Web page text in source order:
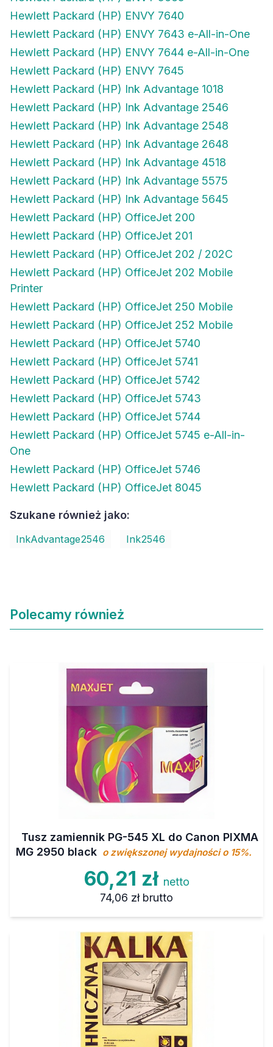
Hewlett Packard (HP) ENVY 7640
Hewlett Packard (HP) ENVY 7643 e-All-in-One
Hewlett Packard (HP) ENVY 7644 e-All-in-One
Hewlett Packard (HP) ENVY 7645
Hewlett Packard (HP) Ink Advantage 1018
Hewlett Packard (HP) Ink Advantage 2546
Hewlett Packard (HP) Ink Advantage 2548
Hewlett Packard (HP) Ink Advantage 2648
Hewlett Packard (HP) Ink Advantage 4518
Hewlett Packard (HP) Ink Advantage 5575
Hewlett Packard (HP) Ink Advantage 5645
Hewlett Packard (HP) OfficeJet 200
Hewlett Packard (HP) OfficeJet 201
Hewlett Packard (HP) OfficeJet 202 / 202C
Hewlett Packard (HP) OfficeJet 202 Mobile
Printer
Hewlett Packard (HP) OfficeJet 250 Mobile
Hewlett Packard (HP) OfficeJet 252 Mobile
Hewlett Packard (HP) OfficeJet 5740
Hewlett Packard (HP) OfficeJet 5741
Hewlett Packard (HP) OfficeJet 5742
Hewlett Packard (HP) OfficeJet 5743
Hewlett Packard (HP) OfficeJet 5744
Hewlett Packard (HP) OfficeJet 5745 e-All-in-
One
Hewlett Packard (HP) OfficeJet 5746
Hewlett Packard (HP) OfficeJet 8045
Polecamy również
MG 2950 black o zwiększonej wydajności o 15%.
60,21 zł
74,06 zł brutto